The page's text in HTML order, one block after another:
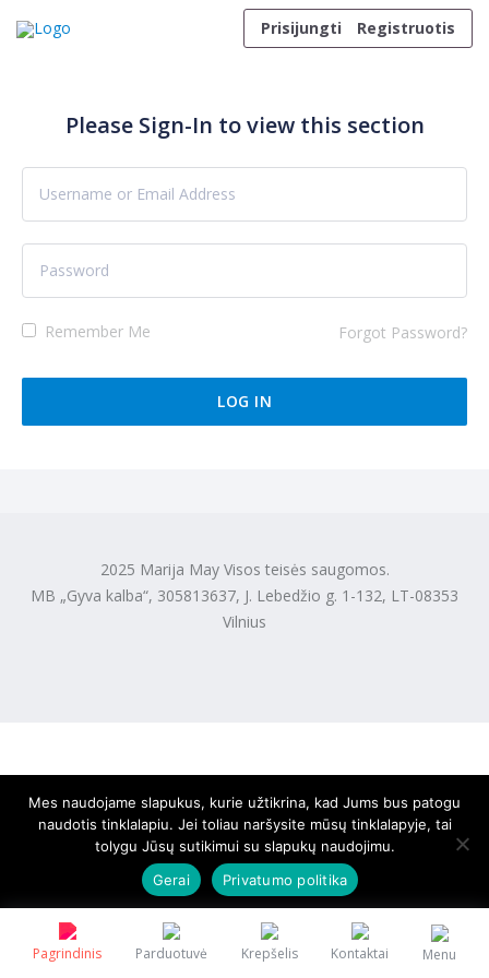
Prisijungti
Registruotis
Pagrindinis Parduotuvė Krepšelis Kontaktai Menu
Please Sign-In to view this section
Remember Me Forgot Password?
2025 Marija May Visos teisės saugomos.
MB „Gyva kalba“, 305813637, J. Lebedžio g. 1-132, LT-08353
Vilnius
Mes naudojame slapukus, kurie užtikrina, kad Jums bus patogu
naudotis tinklalapiu. Jei toliau naršysite mūsų tinklalapyje, tai
tolygu Jūsų sutikimui su slapukų naudojimu.
Gerai
Privatumo politika